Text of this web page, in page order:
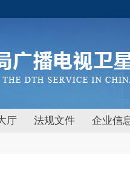
厅 法规文件 企业信